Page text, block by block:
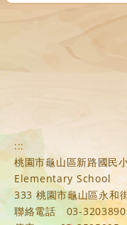
:::
桃園市龜山區新路國
Elementary School
333 桃園市龜山區永和
聯絡電話
03-3203890